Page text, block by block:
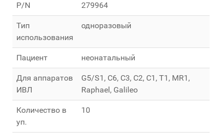
P/N 279964
Тип
использования
одноразовый
Пациент неонатальный
Для аппаратов
ИВЛ
G5/S1, C6, C3, C2, C1, T1, MR1,
Raphael, Galileo
Количество в
уп.
10